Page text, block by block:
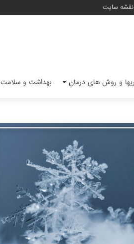
نقشه سایت
و روش های درمان بهداشت و سلامت